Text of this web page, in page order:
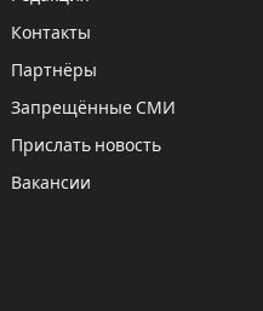
Контакты
Партнёры
Запрещённые СМИ
Прислать новость
Вакансии